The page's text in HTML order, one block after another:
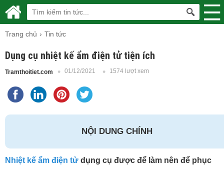
Trang chủ Tin tức
Dụng cụ nhiệt kế ẩm điện tử tiện ích
Tramthoitiet.com 01/12/2021 1574 lượt xem
NỘI DUNG CHÍNH
Nhiệt kế ẩm điện tử dụng cụ được để làm nên để phục